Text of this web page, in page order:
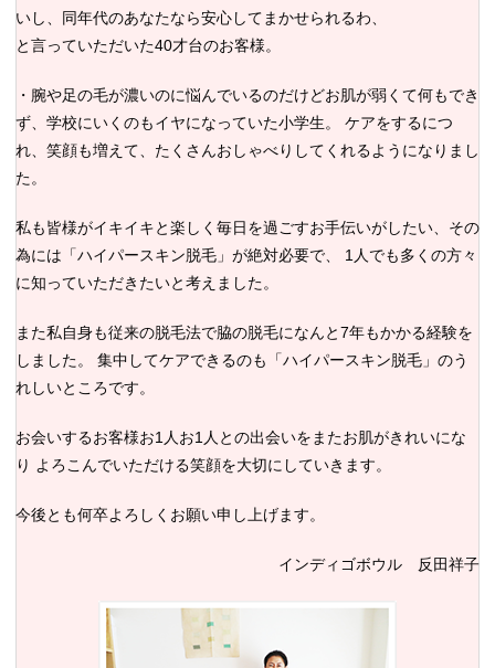
いし、同年代のあなたなら安心してまかせられるわ、
と言っていただいた40才台のお客様。
・腕や足の毛が濃いのに悩んでいるのだけどお肌が弱くて何もでき
ず、学校にいくのもイヤになっていた小学生。 ケアをするにつ
れ、笑顔も増えて、たくさんおしゃべりしてくれるようになりまし
た。
私も皆様がイキイキと楽しく毎日を過ごすお手伝いがしたい、その
為には「ハイパースキン脱毛」が絶対必要で、 1人でも多くの方々
に知っていただきたいと考えました。
また私自身も従来の脱毛法で脇の脱毛になんと7年もかかる経験を
しました。 集中してケアできるのも「ハイパースキン脱毛」のう
れしいところです。
お会いするお客様お1人お1人との出会いをまたお肌がきれいにな
り よろこんでいただける笑顔を大切にしていきます。
今後とも何卒よろしくお願い申し上げます。
インディゴボウル 反田祥子